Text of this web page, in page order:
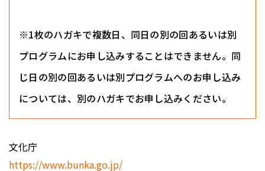
※1枚のハガキで複数日、同日の別の回あるいは別
プログラムにお申し込みすることはできません。同
じ日の別の回あるいは別プログラムへのお申し込み
については、別のハガキでお申し込みください。
文化庁
https://www.bunka.go.jp/